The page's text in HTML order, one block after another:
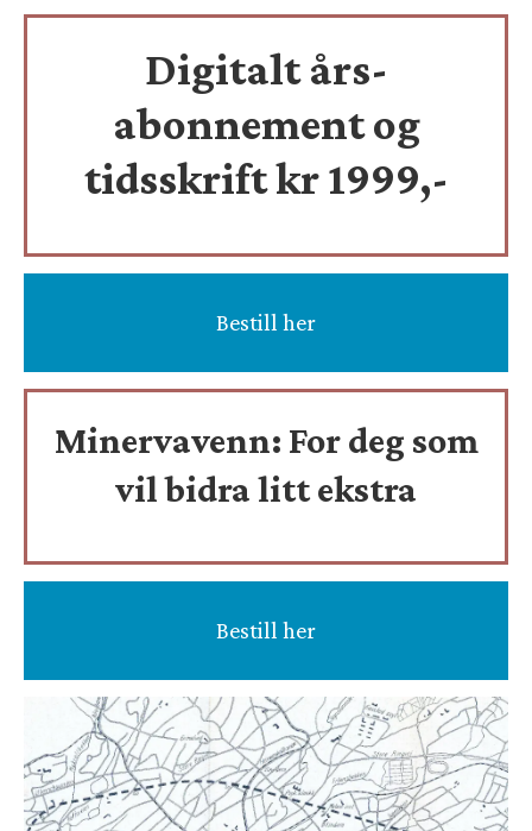
Digitalt års-
abonnement og
tidsskriftkr 1999,-
Bestill her
Minervavenn: For deg som
vil bidra litt ekstra
Bestill her